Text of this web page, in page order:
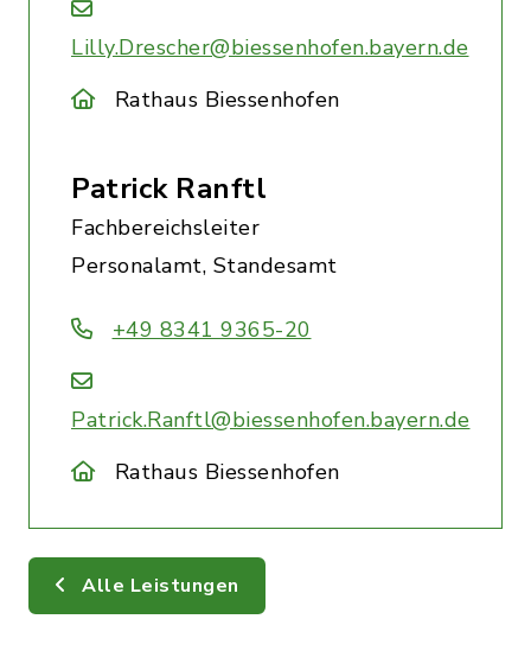
Lilly.Drescher@biessenhofen.bayern.de
Rathaus Biessenhofen
Patrick Ranftl
Fachbereichsleiter
Personalamt, Standesamt
+49 8341 9365-20
Patrick.Ranftl@biessenhofen.bayern.de
Rathaus Biessenhofen
Alle Leistungen